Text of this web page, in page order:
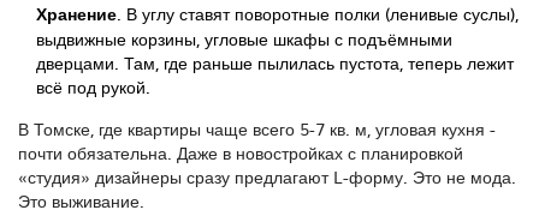
Хранение. В углу ставят поворотные полки (ленивые суслы),
выдвижные корзины, угловые шкафы с подъёмными
дверцами. Там, где раньше пылилась пустота, теперь лежит
всё под рукой.
В Томске, где квартиры чаще всего 5-7 кв. м, угловая кухня -
почти обязательна. Даже в новостройках с планировкой
«студия» дизайнеры сразу предлагают L-форму. Это не мода.
Это выживание.